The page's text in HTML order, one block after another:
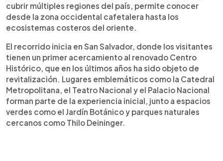
cubrir múltiples regiones del país, permite conocer
desde la zona occidental cafetalera hasta los
ecosistemas costeros del oriente.
El recorrido inicia en San Salvador, donde los visitantes
tienen un primer acercamiento al renovado Centro
Histórico, que en los últimos años ha sido objeto de
revitalización. Lugares emblemáticos como la Catedral
Metropolitana, el Teatro Nacional y el Palacio Nacional
forman parte de la experiencia inicial, junto a espacios
verdes como el Jardín Botánico y parques naturales
cercanos como Thilo Deininger.